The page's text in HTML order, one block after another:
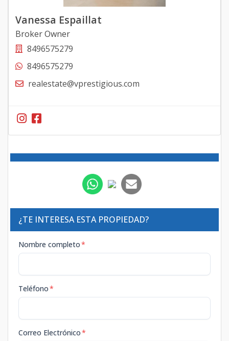
Vanessa Espaillat
Broker Owner
8496575279
8496575279
realestate@vprestigious.com
¿TE INTERESA ESTA PROPIEDAD?
Nombre completo*
Teléfono*
Correo Electrónico*